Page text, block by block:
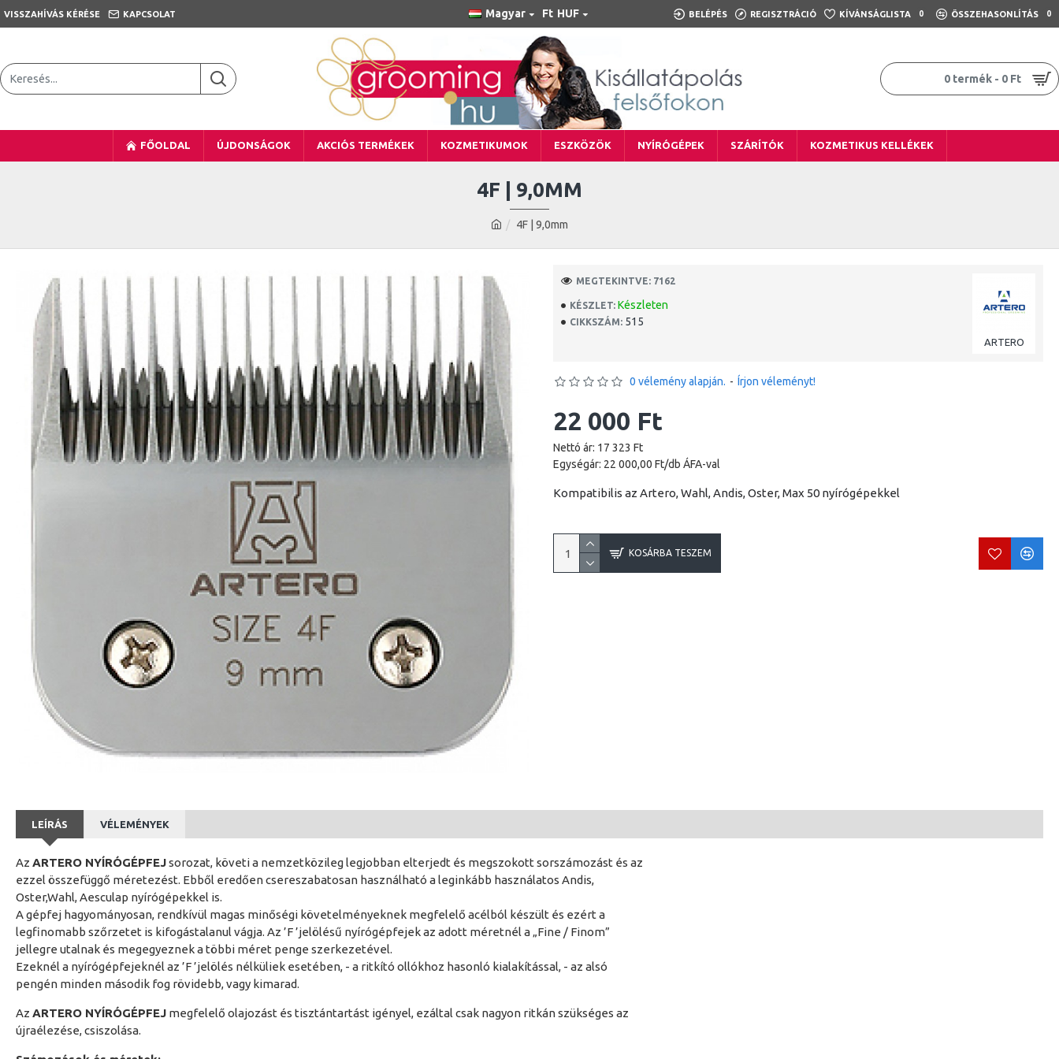
VISSZAHÍVÁS KÉRÉSE KAPCSOLAT Magyar Ft HUF BELÉPÉS REGISZTRÁCIÓ KÍVÁNSÁGLISTA 0 ÖSSZEHASONLÍTÁS 0
0 termék - 0 Ft
FŐOLDAL ÚJDONSÁGOK AKCIÓS TERMÉKEK KOZMETIKUMOK ESZKÖZÖK NYÍRÓGÉPEK SZÁRÍTÓK KOZMETIKUS KELLÉKEK
4F | 9,0mm
4F | 9,0MM
KÉSZLET: Készleten
CIKKSZÁM: 515
ARTERO
MEGTEKINTVE: 7162
0 vélemény alapján. - Írjon véleményt!
22 000 Ft
Nettó ár: 17 323 Ft
Egységár: 22 000,00 Ft/db ÁFA-val
Kompatibilis az Artero, Wahl, Andis, Oster, Max 50 nyírógépekkel
KOSÁRBA TESZEM
LEÍRÁS VÉLEMÉNYEK
Az ARTERO NYÍRÓGÉPFEJsorozat, követi a nemzetközileg legjobban elterjedt és megszokott sorszámozást és az
ezzel összefüggő méretezést. Ebből eredően csereszabatosan használható a leginkább használatos Andis,
Oster,Wahl, Aesculap nyírógépekkel is.
A gépfej hagyományosan, rendkívül magas minőségi követelményeknek megfelelő acélból készült és ezért a
legfinomabb szőrzetet is kifogástalanul vágja. Az ’F ’jelölésű nyírógépfejek az adott méretnél a „Fine / Finom”
jellegre utalnak és megegyeznek a többi méret penge szerkezetével.
Ezeknél a nyírógépfejeknél az ’F ’jelölés nélküliek esetében, - a ritkító ollókhoz hasonló kialakítással, - az alsó
pengén minden második fog rövidebb, vagy kimarad.
Az ARTERO NYÍRÓGÉPFEJ megfelelő olajozást és tisztántartást igényel, ezáltal csak nagyon ritkán szükséges az
újraélezése, csiszolása.